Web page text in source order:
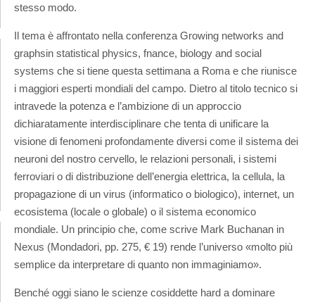
stesso modo.
Il tema è affrontato nella conferenza Growing networks and
graphsin statistical physics, fnance, biology and social
systems che si tiene questa settimana a Roma e che riunisce
i maggiori esperti mondiali del campo. Dietro al titolo tecnico si
intravede la potenza e l’ambizione di un approccio
dichiaratamente interdisciplinare che tenta di unificare la
visione di fenomeni profondamente diversi come il sistema dei
neuroni del nostro cervello, le relazioni personali, i sistemi
ferroviari o di distribuzione dell’energia elettrica, la cellula, la
propagazione di un virus (informatico o biologico), internet, un
ecosistema (locale o globale) o il sistema economico
mondiale. Un principio che, come scrive Mark Buchanan in
Nexus (Mondadori, pp. 275, € 19) rende l’universo «molto più
semplice da interpretare di quanto non immaginiamo».
Benché oggi siano le scienze cosiddette hard a dominare